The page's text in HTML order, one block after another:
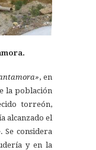
, en
la población
torreón,
alcanzado el
considera
y en la